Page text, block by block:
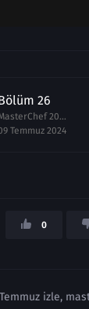
26
MasterChef 2024 26.Bölüm izle 9 Temmuz
Temmuz 2024
0
izle,